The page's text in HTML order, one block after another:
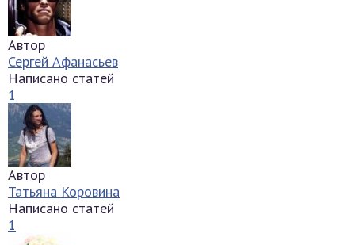
Автор
Сергей Афанасьев
Написано статей
1
Автор
Татьяна Коровина
Написано статей
1